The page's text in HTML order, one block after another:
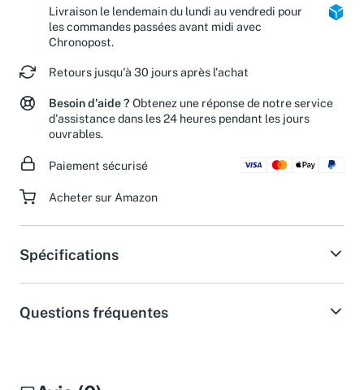
Livraison le lendemain du lundi au vendredi pour
les commandes passées avant midi avec
Chronopost.
Retours jusqu'à 30 jours après l'achat
Besoin d'aide ? Obtenez une réponse de notre service
d'assistance dans les 24 heures pendant les jours
ouvrables.
Paiement sécurisé
Acheter sur Amazon
Spécifications
Questions fréquentes